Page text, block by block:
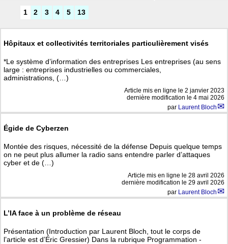
1 2 3 4 5 13
Hôpitaux et collectivités territoriales particulièrement visés
*Le système d’information des entreprises Les entreprises (au sens
large : entreprises industrielles ou commerciales,
administrations, (…)
Article mis en ligne le 2 janvier 2023
dernière modification le 4 mai 2026
par Laurent Bloch
Égide de Cyberzen
Montée des risques, nécessité de la défense Depuis quelque temps
on ne peut plus allumer la radio sans entendre parler d’attaques
cyber et de (…)
Article mis en ligne le 28 avril 2026
dernière modification le 29 avril 2026
par Laurent Bloch
L’IA face à un problème de réseau
Présentation (Introduction par Laurent Bloch, tout le corps de
l’article est d’Éric Gressier) Dans la rubrique Programmation -